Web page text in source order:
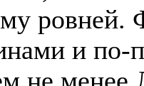
ровней.
и по-